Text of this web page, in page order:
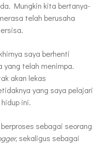
Mungkin kita bertanya-
telah berusaha
saya berhenti
yang telah menimpa.
akan lekas
yang saya pelajari
ini.
sebagai seorang
sekaligus sebagai